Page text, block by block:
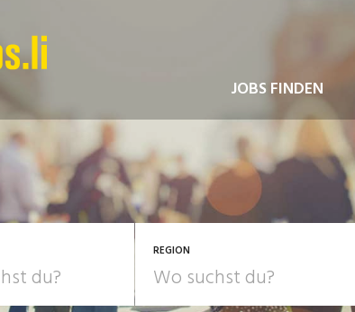
JOBS FINDEN
REGION